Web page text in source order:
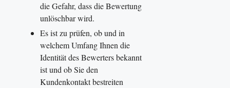
die Gefahr, dass die Bewertung
unlöschbar wird.
Es ist zu prüfen, ob und in
welchem Umfang Ihnen die
Identität des Bewerters bekannt
ist und ob Sie den
Kundenkontakt bestreiten